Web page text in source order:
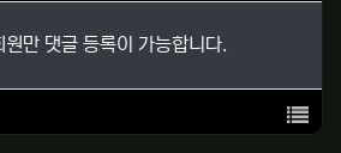
원만 댓글 등록이 가능합니다.
목록